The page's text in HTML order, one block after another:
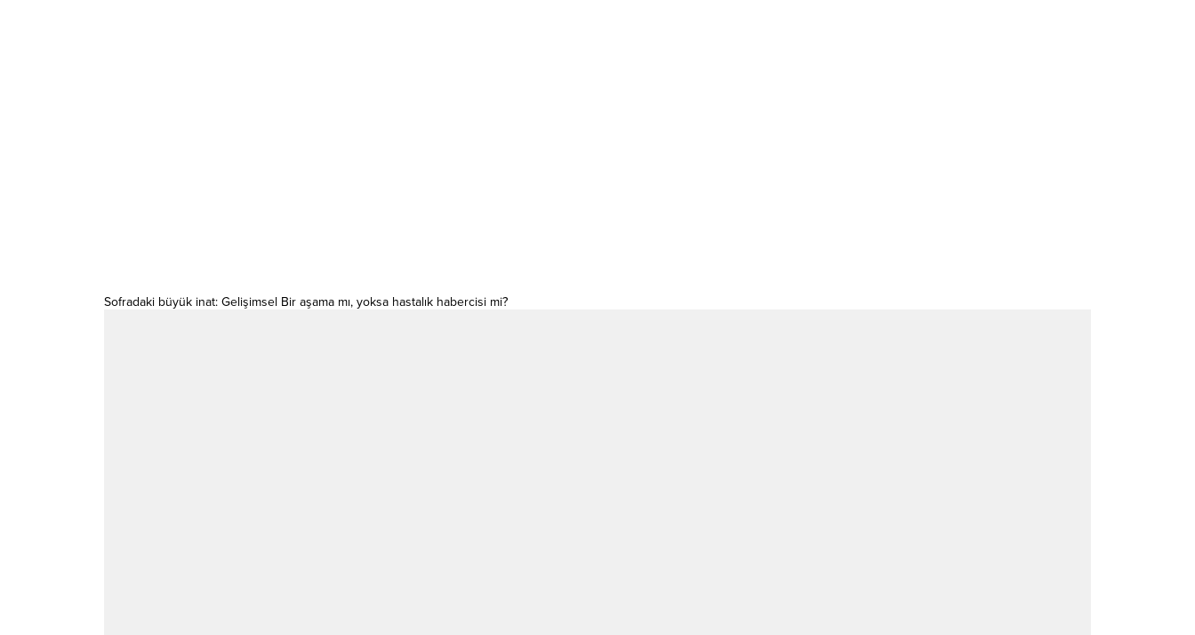
Sofradaki büyük inat: Gelişimsel Bir aşama mı, yoksa hastalık habercisi mi?